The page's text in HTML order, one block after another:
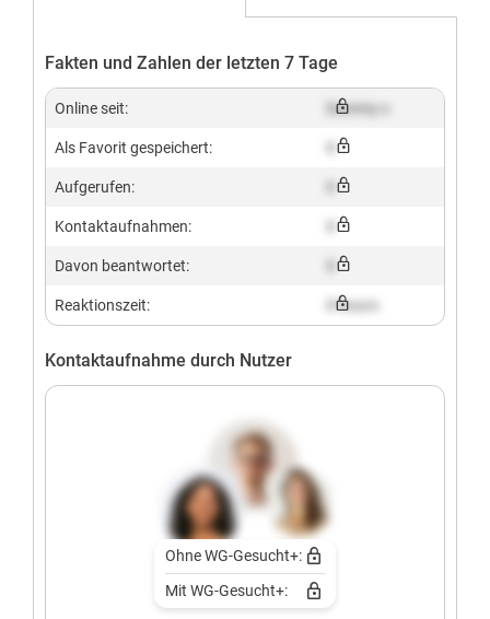
Fakten und Zahlen der letzten 7 Tage
Online seit: Dummy x
Als Favorit gespeichert:
Aufgerufen:
Kontaktaufnahmen:
Davon beantwortet:
Reaktionszeit: X hours
Kontaktaufnahme durch Nutzer
Ohne WG-Gesucht+:
Mit WG-Gesucht+: